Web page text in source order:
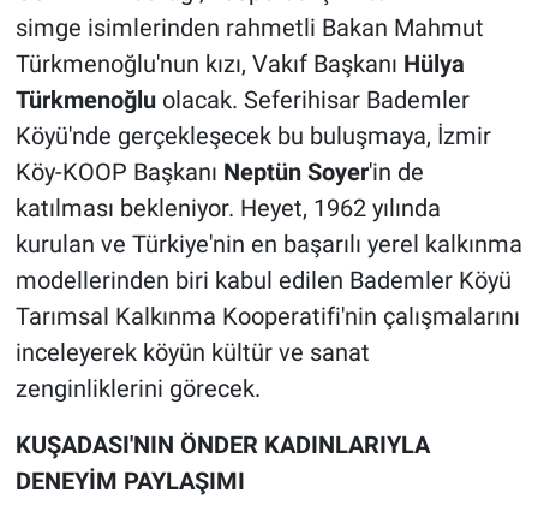
simge isimlerinden rahmetli Bakan Mahmut
Türkmenoğlu'nun kızı, Vakıf Başkanı Hülya
Türkmenoğluolacak. Seferihisar Bademler
Köyü'nde gerçekleşecek bu buluşmaya, İzmir
Köy-KOOP Başkanı Neptün Soyer'in de
katılması bekleniyor. Heyet, 1962 yılında
kurulan ve Türkiye'nin en başarılı yerel kalkınma
modellerinden biri kabul edilen Bademler Köyü
Tarımsal Kalkınma Kooperatifi'nin çalışmalarını
inceleyerek köyün kültür ve sanat
zenginliklerini görecek.
KUŞADASI'NIN ÖNDER KADINLARIYLA
DENEYİM PAYLAŞIMI